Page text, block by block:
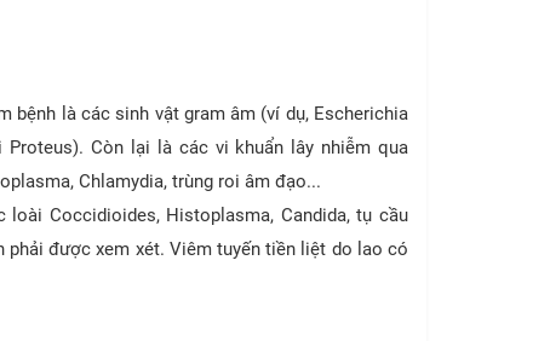
bệnh là các sinh vật gram âm (ví dụ, Escherichia
Proteus). Còn lại là các vi khuẩn lây nhiễm qua
Chlamydia, trùng roi âm đạo...
Coccidioides, Histoplasma, Candida, tụ cầu
được xem xét. Viêm tuyến tiền liệt do lao có